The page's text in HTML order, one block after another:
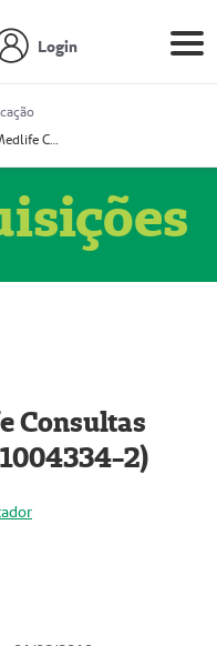
Login
Prestador Medlife Consultas e Diagnósticos (51004334-2)
Consultas
2)